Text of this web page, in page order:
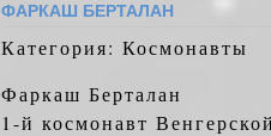
ФАРКАШ БЕРТАЛАН
Категория: Космонавты
Фаркаш Берталан
1-й космонавт